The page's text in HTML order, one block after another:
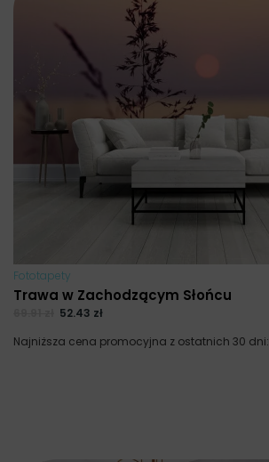
Fototapety
Trawa w Zachodzącym Słońcu
52.43 zł
Najniższa cena promocyjna z ostatnich 30 dni: